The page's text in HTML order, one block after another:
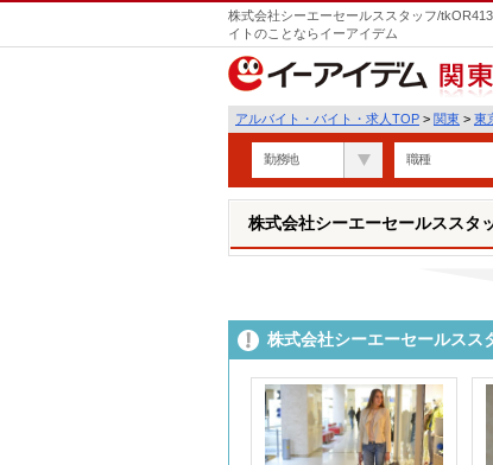
株式会社シーエーセールススタッフ/
イトのことならイーアイデム
関東
アルバイト・バイト・求人TOP > 関東 > 東
勤務地 職種
株式会社シーエーセールススタ
株式会社シーエーセールスス